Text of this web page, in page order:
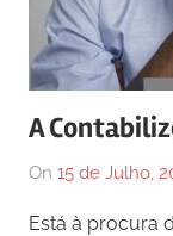
A
On 15 de Julho,
Está à procura